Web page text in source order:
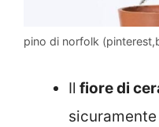
pino di norfolk
Il fiore di